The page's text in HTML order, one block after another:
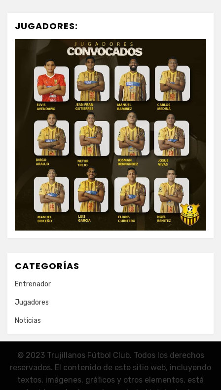
JUGADORES:
CATEGORÍAS
Entrenador
Jugadores
Noticias
© 2023 Trujillanos Fútbol Club. Todos los derechos
reservados. El contenido de este sitio web, incluyendo
textos, imágenes, gráficos y otros elementos, está